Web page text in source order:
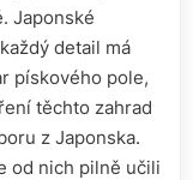
Japonské
detail má
pískového pole,
těchto zahrad
z Japonska.
od nich pilně učili